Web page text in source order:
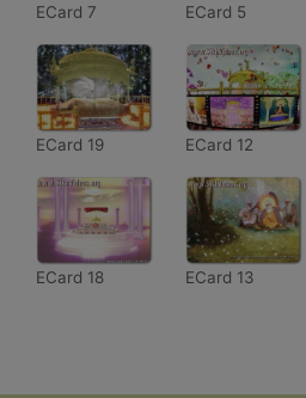
ECard 7 ECard 5
ECard 19 ECard 12
ECard 18 ECard 13